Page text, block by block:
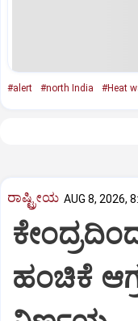
#alert #north India #Heat
ರಾಷ್ಟ್ರೀಯ AUG 8, 2026,
ಹಂಚಿಕೆ